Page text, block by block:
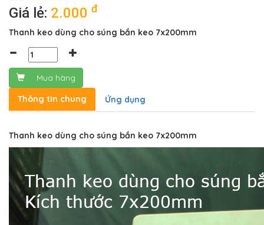
Giá lẻ: 2.000 đ
Thanh keo dùng cho súng bắn keo 7x200mm
Mua hàng
Thông tin chung
Ứng dụng
Thanh keo dùng cho súng bắn keo 7x200mm